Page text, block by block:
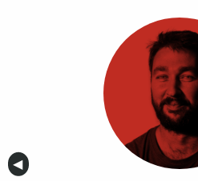
Anterior
◀︎